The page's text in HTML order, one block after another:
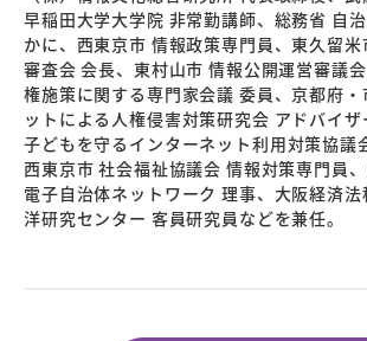
早稲田大学大学院 非常勤講師、総務省 自
かに、西東京市 情報政策専門員、東久留
審査会 会長、東村山市 情報公開運営審議
権施策に関する専門家会議 委員、京都府
ットによる人権侵害対策研究会 アドバイ
子どもを守るインターネット利用対策協議
西東京市 社会福祉協議会 情報対策専門員
電子自治体ネットワーク 理事、大阪経済
洋研究センター 客員研究員などを兼任。